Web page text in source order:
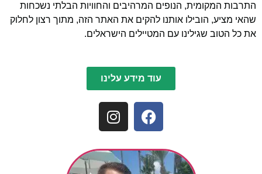
התרבות המקומית, הנופים המרהיבים והחוויות הבלתי נשכחות
שהאי מציע, הובילו אותנו להקים את האתר הזה, מתוך רצון לחלוק
את כל הטוב שגילינו עם המטיילים הישראלים.
עוד מידע עלינו